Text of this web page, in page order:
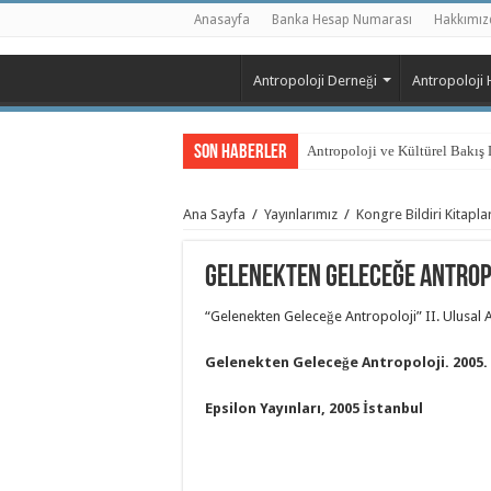
Anasayfa Banka Hesap Numarası
Antropoloji Derneği Antropoloji
Son Haberler Antropoloji ve Kültürel Bakış
Nephan Saran ve Türk
Akçakoca Köylü Pazarı: Bir
Toplumsal Cinsiyet
Anneliğin Yeniden Üretimi
Albastı İnancının Halk
6 Şubat Sonrası Hatay ve
Ana Sayfa / Yayınlarımız / Kongre Bildiri
Gelenekten Geleceğe
“Gelenekten Geleceğe Antropoloji” II.
Gelenekten Geleceğe Antropoloji.
Epsilon Yayınları, 2005 İstanbul